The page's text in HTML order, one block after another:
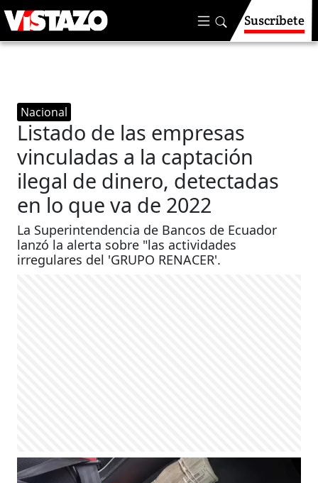
Suscríbete
Nacional
Listado de las empresas
vinculadas a la captación
ilegal de dinero, detectadas
en lo que va de 2022
La Superintendencia de Bancos de Ecuador
lanzó la alerta sobre "las actividades
irregulares del 'GRUPO RENACER'.